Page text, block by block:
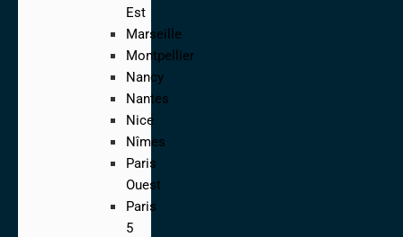
Est
Marseille
Montpellier
Nancy
Nantes
Nice
Nîmes
Paris
Ouest
Paris
5